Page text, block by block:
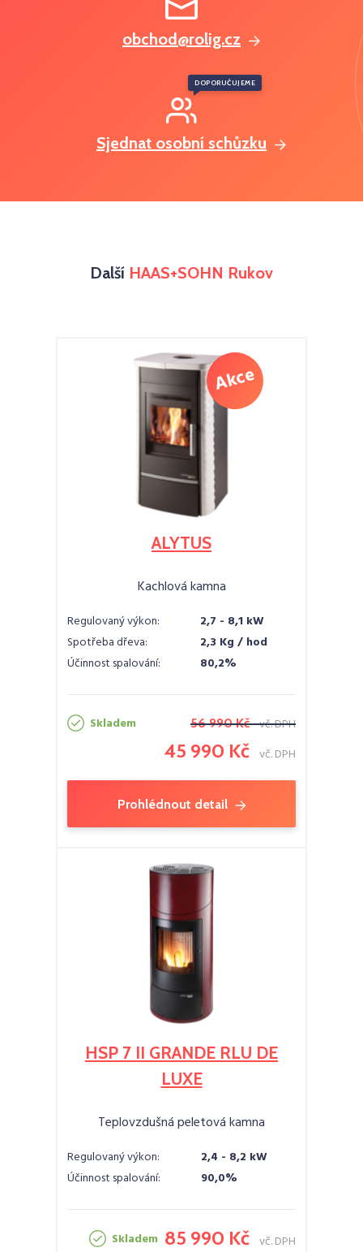
obchod@rolig.cz
Sjednat osobní schůzku
DOPORUČUJEME
Další HAAS+SOHN Rukov
ALYTUS
Kachlová kamna
Regulovaný výkon:
2,7 - 8,1 kW
Spotřeba dřeva:
2,3 Kg / hod
Účinnost spalování:
80,2%
Skladem 56 990 Kč vč. DPH
45 990 Kč vč. DPH
Prohlédnout detail
HSP 7 II GRANDE RLU DE
LUXE
Teplovzdušná peletová kamna
Regulovaný výkon:
2,4 - 8,2 kW
Účinnost spalování:
90,0%
Skladem 85 990 Kč vč. DPH